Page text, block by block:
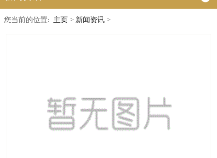
您当前的位置: 主页> 新闻资讯>